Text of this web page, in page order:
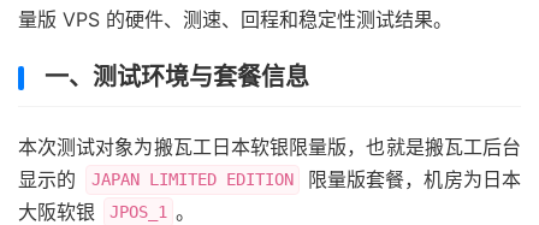
量版 VPS 的硬件、测速、回程和稳定性测试结果。
一、测试环境与套餐信息
本次测试对象为搬瓦工日本软银限量版，也就是搬瓦工后台
显示的
JAPAN LIMITED EDITION
限量版套餐，机房为日本
大阪软银
JPOS_1 。